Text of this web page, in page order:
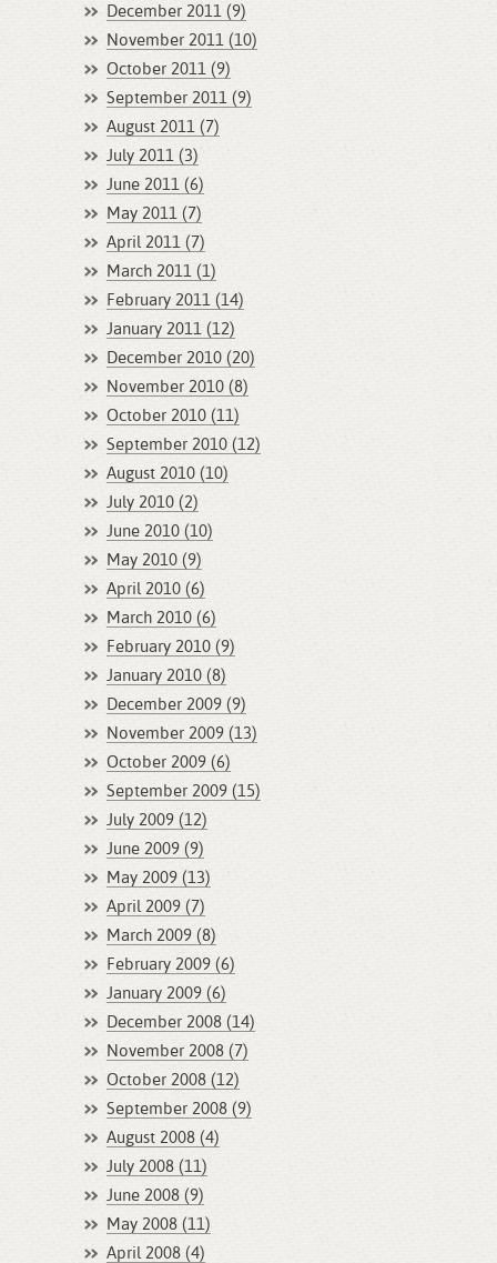
December 2011 (9)
November 2011 (10)
October 2011 (9)
September 2011 (9)
August 2011 (7)
July 2011 (3)
June 2011 (6)
May 2011 (7)
April 2011 (7)
March 2011 (1)
February 2011 (14)
January 2011 (12)
December 2010 (20)
November 2010 (8)
October 2010 (11)
September 2010 (12)
August 2010 (10)
July 2010 (2)
June 2010 (10)
May 2010 (9)
April 2010 (6)
March 2010 (6)
February 2010 (9)
January 2010 (8)
December 2009 (9)
November 2009 (13)
October 2009 (6)
September 2009 (15)
July 2009 (12)
June 2009 (9)
May 2009 (13)
April 2009 (7)
March 2009 (8)
February 2009 (6)
January 2009 (6)
December 2008 (14)
November 2008 (7)
October 2008 (12)
September 2008 (9)
August 2008 (4)
July 2008 (11)
June 2008 (9)
May 2008 (11)
April 2008 (4)